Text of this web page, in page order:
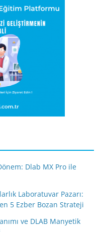
Dlab MX Pro ile
Laboratuvar Pazarı:
5 Ezber Bozan Strateji
ve DLAB Manyetik